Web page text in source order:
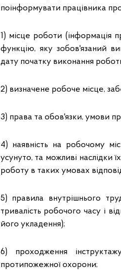
поінформувати працівника
1) місце роботи (інформація
функцію, яку зобов'язаний
дату початку виконання
2) визначене робоче місце,
3) права та обов'язки, умови
4) наявність на робочому
усунуто, та можливі наслідки
роботу в таких умовах
5) правила внутрішнього
тривалість робочого часу і
його укладення);
6) проходження
протипожежної охорони;